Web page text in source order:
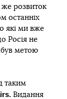
розвиток
останніх
які ми вже
Росія не
метою
таким
Видання